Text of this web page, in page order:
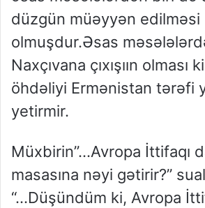
düzgün müəyyən edilməsi
olmuşdur.Əsas
Naxçıvana çıxışıın olması
öhdəliyi Ermənistan tərəfi
yetirmir.
Müxbirin”…Avropa İttifaqı
masasına nəyi gətirir?”
“…Düşündüm ki, Avropa